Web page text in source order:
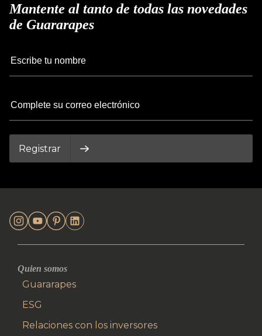
Mantente al tanto de todas las novedades
de Guararapes
Registrar
Quien somos
Guararapes
ESG
Relaciones con los inversores